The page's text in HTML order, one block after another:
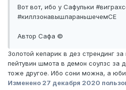
Вот вот, ибо у Сафульки
#киллзонавышлараньшечемСЕ
Автор Сафа ©
Золотой кепарик в дез стрендинг
пейтувин шмота в демон соулзс за
тоже другое. Ибо сони можна, а
Изменено 27 декабря 2020